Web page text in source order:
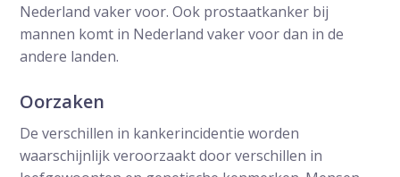
Nederland vaker voor. Ook prostaatkanker bij
mannen komt in Nederland vaker voor dan in de
andere landen.
Oorzaken
De verschillen in kankerincidentie worden
waarschijnlijk veroorzaakt door verschillen in